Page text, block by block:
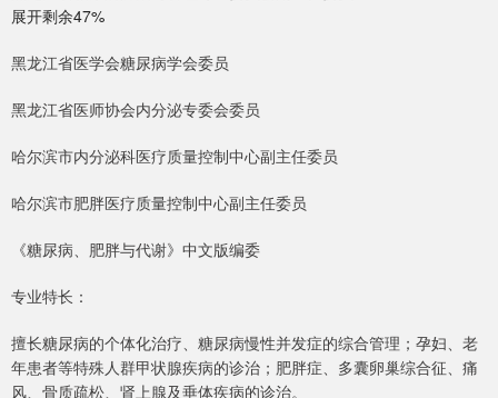
展开剩余47%
黑龙江省医学会糖尿病学会委员
黑龙江省医师协会内分泌专委会委员
哈尔滨市内分泌科医疗质量控制中心副主任委员
哈尔滨市肥胖医疗质量控制中心副主任委员
《糖尿病、肥胖与代谢》中文版编委
专业特长：
擅长糖尿病的个体化治疗、糖尿病慢性并发症的综合管理；孕妇、老
年患者等特殊人群甲状腺疾病的诊治；肥胖症、多囊卵巢综合征、痛
风、骨质疏松、肾上腺及垂体疾病的诊治。